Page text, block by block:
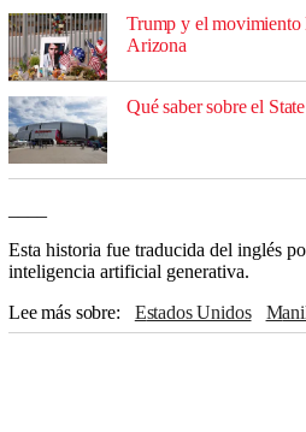
Trump y el
Arizona
Qué saber sobre el
Esta historia fue traducida del inglés
inteligencia artificial generativa.
Lee más sobre
Estados Unidos
Australia
The Associated Press